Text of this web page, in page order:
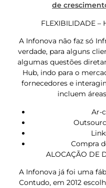
de
FLEXIBILIDADE –
A Infonova não faz só
verdade, para alguns
algumas questões
Hub, indo para o
fornecedores e
incluem
Ar-
Compra
ALOCAÇÃO DE
A Infonova já foi uma
Contudo, em 2012